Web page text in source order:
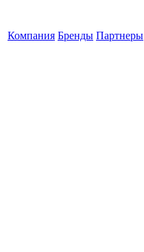
Компания Бренды Партнеры